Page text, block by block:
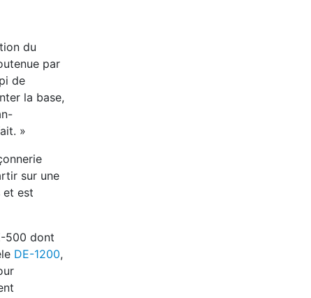
du
par
de
la base,
»
sur une
et est
500 dont
DE-1200,